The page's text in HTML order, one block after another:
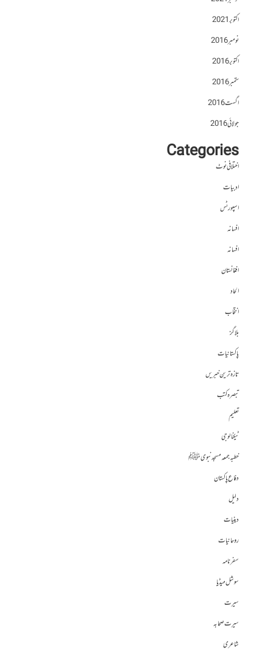
اکتوبر 2021
نومبر 2016
اکتوبر 2016
ستمبر 2016
اگست 2016
جولائی 2016
Categories
اختلافی نوٹ
ادبیات
اسپورٹس
افسانہ
افسانہ
افغانستان
الحاد
انتخاب
بلاگز
پاکستانیات
تازہ ترین خبریں
تبصرہ کتب
تعلیم
ٹیکنالوجی
خطبہ جمعہ مسجد نبوی ﷺ
دفاع پاکستان
دلیل
دینیات
روحانیات
سفرنامہ
سوشل میڈیا
سیرت
سیرت صحابہ
شاعری